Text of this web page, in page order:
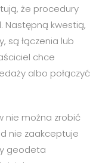
że procedury
Następną kwestią,
są łączenia lub
chce
albo połączyć
nie można zrobić
nie zaakceptuje
geodeta